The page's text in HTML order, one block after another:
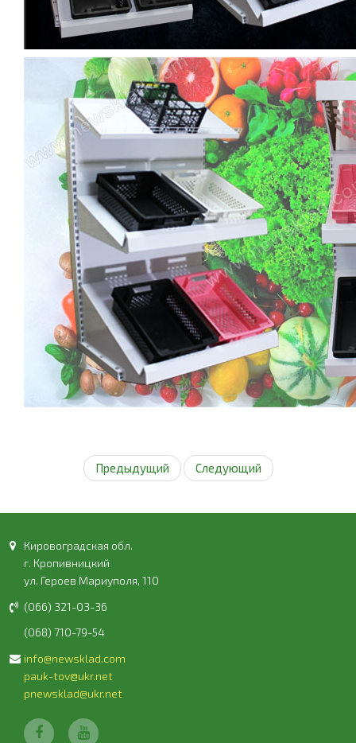
Предыдущий Следующий
Кировоградская обл.
г. Кропивницкий
ул. Героев Мариуполя, 110
(066) 321-03-36
(068) 710-79-54
info@newsklad.com
pauk-tov@ukr.net
pnewsklad@ukr.net